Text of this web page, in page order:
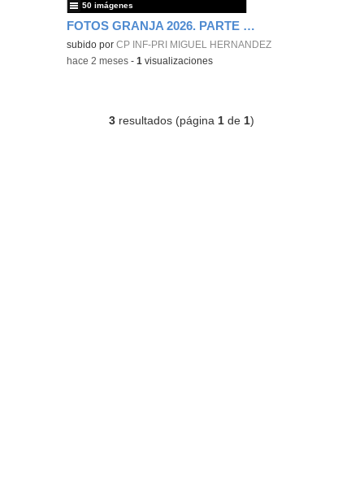
FOTOS GRANJA 2026. PARTE 1. MIGUEL HERNÁNDEZ
subido porCP INF-PRI MIGUEL HERNANDEZ
50 imágenes
-hace 2 meses -1 visualizaciones
3 resultados (página 1 de 1)